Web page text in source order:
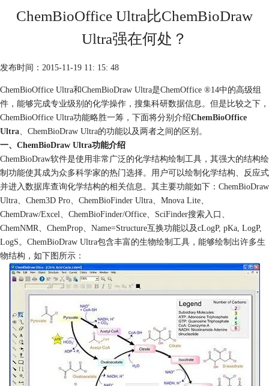
ChemBioOffice Ultra比ChemBioDraw
Ultra强在何处？
发布时间：2015-11-19 11: 15: 48
ChemBioOffice Ultra和ChemBioDraw Ultra是ChemOffice ®14中的高级组
件，能够完成专业级别的化学操作，搜集科研数据信息。但是比较之下，
ChemBioOffice Ultra功能略胜一筹，下面将分别介绍ChemBioOffice
Ultra 、ChemBioDraw Ultra的功能以及两者之间的区别。
一、ChemBioDraw Ultra功能介绍
ChemBioDraw软件是使用非常广泛的化学结构绘制工具，其强大的结构绘
制功能使其成为众多科学家的热门选择。用户可以绘制化学结构、反应式
并进入数据库查询化学结构的相关信息。其主要功能如下：ChemBioDraw
Ultra、Chem3D Pro、ChemBioFinder Ultra、Mnova Lite、
ChemDraw/Excel、ChemBioFinder/Office、SciFinder搜索入口、
ChemNMR、ChemProp、Name=Structure互换功能以及cLogP, pKa, LogP,
LogS。ChemBioDraw Ultra包含丰富的生物绘制工具，能够绘制出许多生
物结构，如下图所示：